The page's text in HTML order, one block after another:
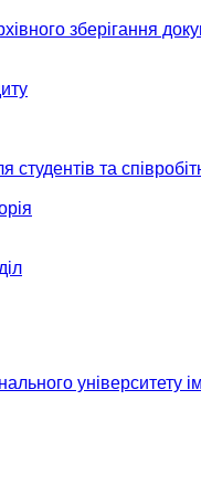
зберігання
студентів та